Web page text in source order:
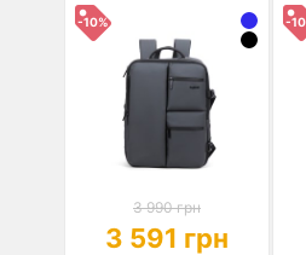
-10%
3 990 грн
3 591 грн
-